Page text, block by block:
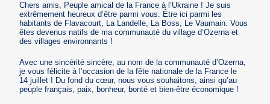
Chers amis, Peuple amical de la France à l’Ukraine ! Je suis
extrêmement heureux d’être parmi vous. Être ici parmi les
habitants de Flavacourt, La Landelle, La Boss, Le Vaumain. Vous
êtes devenus natifs de ma communauté du village d’Ozerna et
des villages environnants !
Avec une sincérité sincère, au nom de la communauté d’Ozerna,
je vous félicite à l’occasion de la fête nationale de la France le
14 juillet ! Du fond du cœur, nous vous souhaitons, ainsi qu’au
peuple français, paix, bonheur, bonté et bien-être économique !